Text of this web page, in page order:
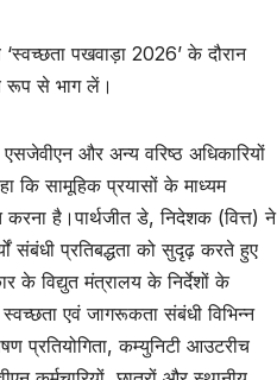
पखवाड़ा 2026’ के दौरान
रूप से भाग लें।
और अन्य वरिष्ठ अधिकारियों
कि सामूहिक प्रयासों के माध्यम
है।पार्थजीत डे, निदेशक (वित्त) ने
संबंधी प्रतिबद्धता को सुदृढ़ करते हुए
के विद्युत मंत्रालय के निर्देशों के
एवं जागरूकता संबंधी विभिन्न
प्रतियोगिता, कम्युनिटी आउटरीच